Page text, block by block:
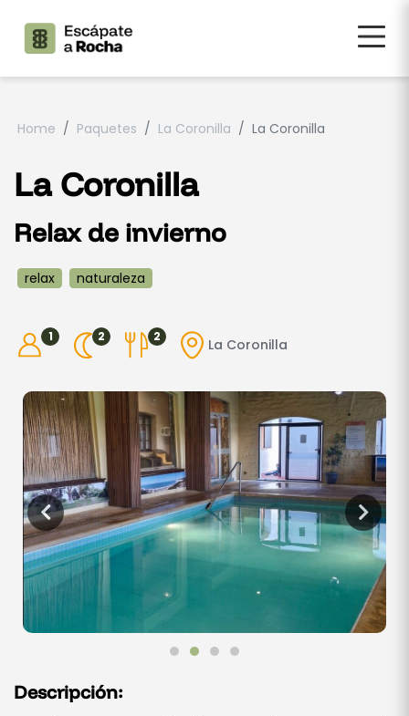
Home Paquetes La Coronilla La Coronilla
La Coronilla
Relax de invierno
relax naturaleza
1 2 2 La Coronilla
Descripción: